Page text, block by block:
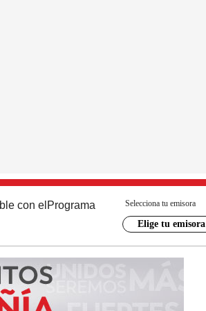
con el Programa Selecciona tu emisora
Elige tu emisora